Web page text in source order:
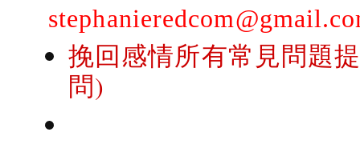
挽回感情所有常見問題
問)